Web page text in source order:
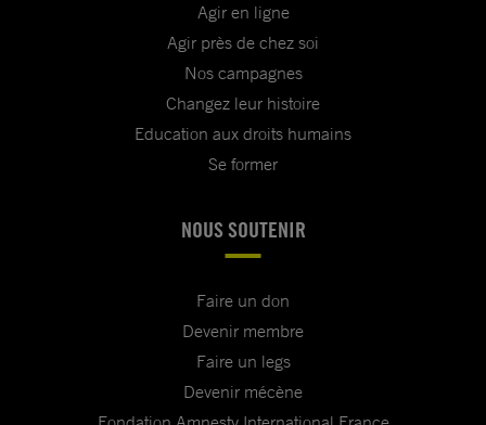
Agir en ligne
Agir près de chez soi
Nos campagnes
Changez leur histoire
Education aux droits humains
Se former
NOUS SOUTENIR
Faire un don
Devenir membre
Faire un legs
Devenir mécène